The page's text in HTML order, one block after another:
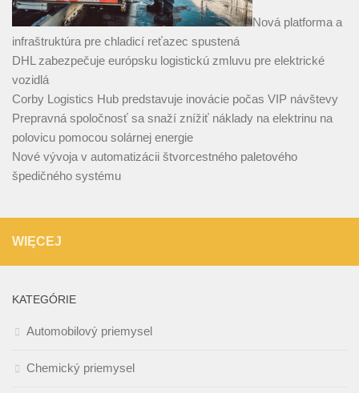
Nová platforma a
infraštruktúra pre chladicí reťazec spustená
DHL zabezpečuje európsku logistickú zmluvu pre elektrické
vozidlá
Corby Logistics Hub predstavuje inovácie počas VIP návštevy
Prepravná spoločnosť sa snaží znížiť náklady na elektrinu na
polovicu pomocou solárnej energie
Nové vývoja v automatizácii štvorcestného paletového
špedičného systému
WIĘCEJ
KATEGÓRIE
Automobilový priemysel
Chemický priemysel